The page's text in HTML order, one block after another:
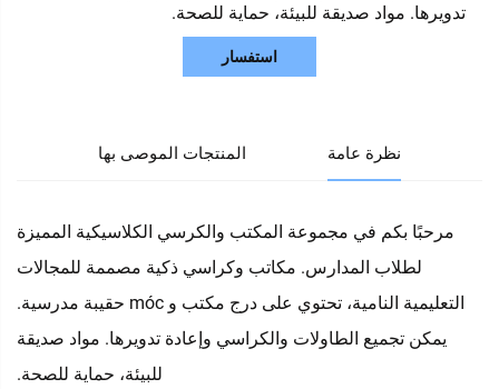
تدويرها. مواد صديقة للبيئة، حماية للصحة.
استفسار
نظرة عامة المنتجات الموصى بها
مرحبًا بكم في مجموعة المكتب والكرسي الكلاسيكية المميزة
لطلاب المدارس. مكاتب وكراسي ذكية مصممة للمجالات
التعليمية النامية، تحتوي على درج مكتب و móc حقيبة مدرسية.
يمكن تجميع الطاولات والكراسي وإعادة تدويرها. مواد صديقة
للبيئة، حماية للصحة.